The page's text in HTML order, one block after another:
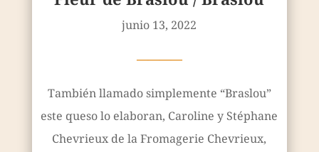
junio 13, 2022
————
También llamado simplemente “Braslou”
este queso lo elaboran, Caroline y Stéphane
Chevrieux de la Fromagerie Chevrieux,